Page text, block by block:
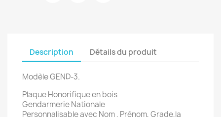
Description Détails du produit
Modèle GEND-3.
Plaque Honorifique en bois
Gendarmerie Nationale
Personnalisable avec Nom , Prénom, Grade,la